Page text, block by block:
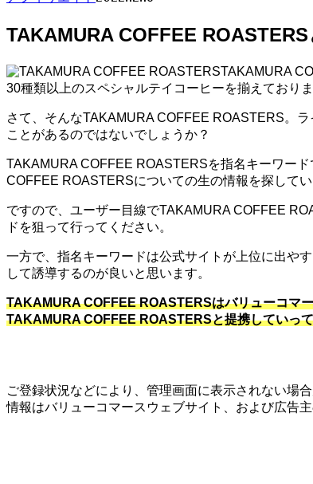
TAKAMURA COFFEE
TAKAMURA
30種類以上のスペシャルテイコーヒーを揃えておりま
さて、そんなTAKAMURA COFFEE ROASTERS。
ことがあるのではないでしょうか？
TAKAMURA COFFEE ROASTERSを指名キーワー
COFFEE ROASTERSについての生の情報を探してい
ですので、ユーザー目線でTAKAMURA COFFEE
ドを狙って行ってください。
一方で、指名キーワードは公式サイトが上位に出や
して誘導するのが良いと思います。
TAKAMURA COFFEE ROASTERSはバリューコマ
TAKAMURA COFFEE ROASTERSと提携していっ
ご登録状況などにより、管理画面に表示されない場
情報はバリューコマースウェブサイト、および広告